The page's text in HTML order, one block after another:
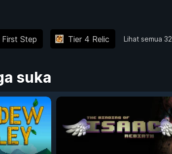
First Step Tier 4 Relic Lihat semua 32
suka